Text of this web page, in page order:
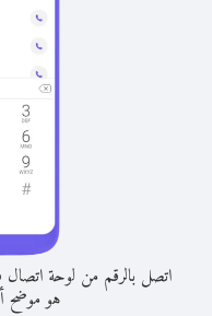
اتصل بالرقم من لوحة اتصال
هو موضح